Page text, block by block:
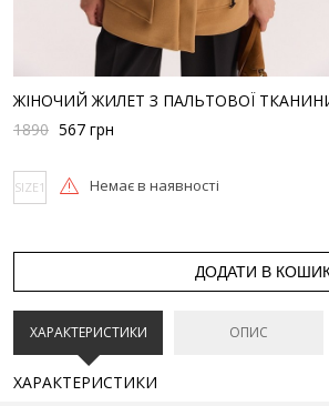
ЖІНОЧИЙ ЖИЛЕТ З ПАЛЬТОВОЇ
1890 567 грн
SIZE1 Немає в наявності
ДОДАТИ В
ХАРАКТЕРИСТИКИ ОПИС
ХАРАКТЕРИСТИКИ